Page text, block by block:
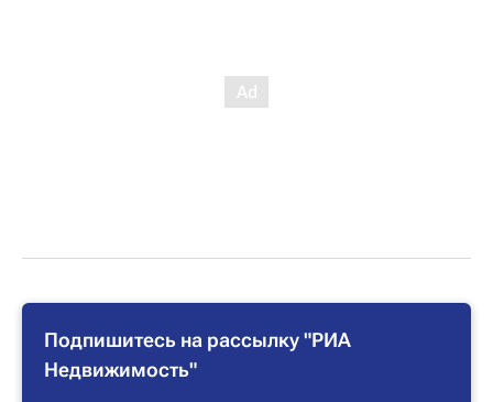
Подпишитесь на рассылку "РИА
Недвижимость"